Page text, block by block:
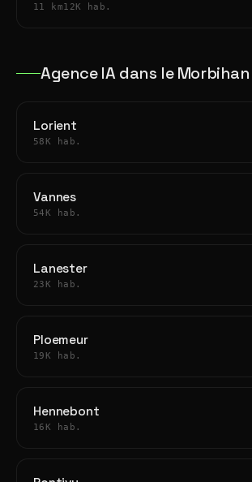
11 km12K hab.
Agence IA dans le Morbihan
Lorient
58K hab.
Vannes
54K hab.
Lanester
23K hab.
Ploemeur
19K hab.
Hennebont
16K hab.